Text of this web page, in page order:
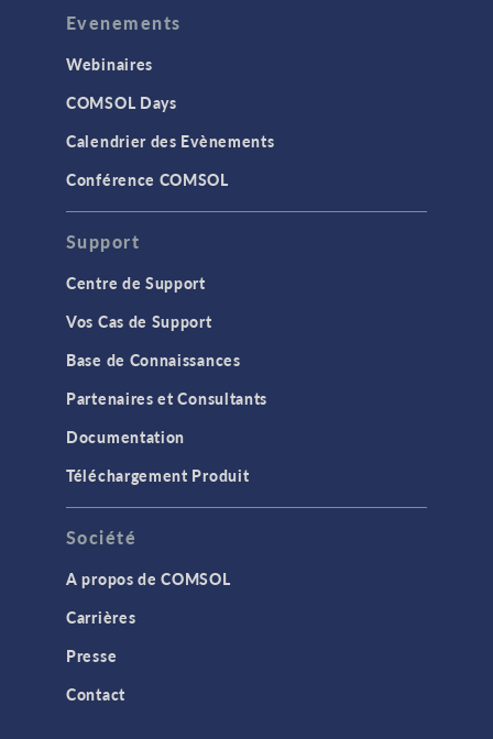
Evenements
Webinaires
COMSOL Days
Calendrier des Evènements
Conférence COMSOL
Support
Centre de Support
Vos Cas de Support
Base de Connaissances
Partenaires et Consultants
Documentation
Téléchargement Produit
Société
A propos de COMSOL
Carrières
Presse
Contact